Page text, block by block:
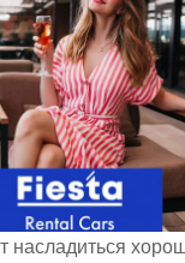
насладиться